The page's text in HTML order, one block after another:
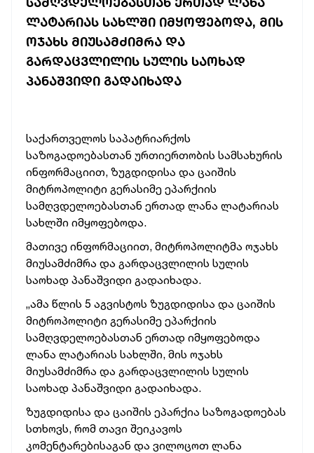
ᲚᲐᲢᲐᲠᲘᲐᲡ ᲡᲐᲮᲚᲨᲘ ᲘᲛᲧᲝᲤᲔᲑᲝᲓᲐ, ᲛᲘᲡ
ᲝᲯᲐᲮᲡ ᲛᲘᲣᲡᲐᲛᲫᲘᲛᲠᲐ ᲓᲐ
ᲒᲐᲠᲓᲐᲪᲕᲚᲘᲚᲘᲡ ᲡᲣᲚᲘᲡ ᲡᲐᲝᲮᲐᲓ
ᲞᲐᲜᲐᲨᲕᲘᲓᲘ ᲒᲐᲓᲐᲘᲮᲐᲓᲐ
საქართველოს საპატრიარქოს
საზოგადოებასთან ურთიერთობის სამსახურის
ინფორმაციით, ზუგდიდისა და ცაიშის
მიტროპოლიტი გერასიმე ეპარქიის
სამღვდელოებასთან ერთად ლანა ლატარიას
სახლში იმყოფებოდა.
მათივე ინფორმაციით, მიტროპოლიტმა ოჯახს
მიუსამძიმრა და გარდაცვლილის სულის
საოხად პანაშვიდი გადაიხადა.
„ამა წლის 5 აგვისტოს ზუგდიდისა და ცაიშის
მიტროპოლიტი გერასიმე ეპარქიის
სამღვდელოებასთან ერთად იმყოფებოდა
ლანა ლატარიას სახლში, მის ოჯახს
მიუსამძიმრა და გარდაცვლილის სულის
საოხად პანაშვიდი გადაიხადა.
ზუგდიდისა და ცაიშის ეპარქია საზოგადოებას
სთხოვს, რომ თავი შეიკავოს
კომენტარებისაგან და ვილოცოთ ლანა